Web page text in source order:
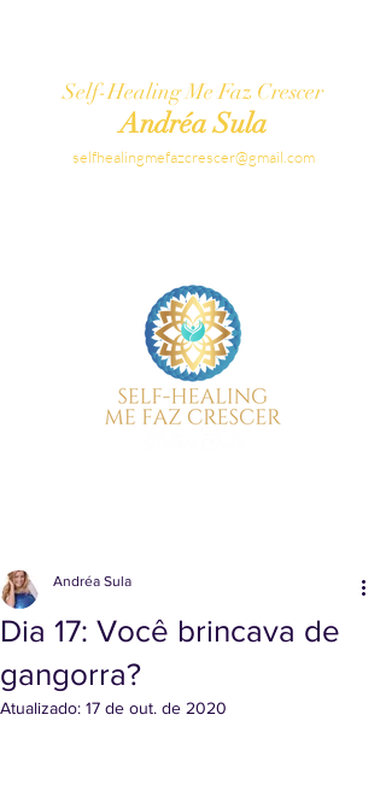
Self-Healing Me Faz Crescer
Andréa Sula
selfhealingmefazcrescer@gmail.com
Dia 17: Você brincava de
gangorra?
Andréa Sula
Atualizado: 17 de out. de 2020